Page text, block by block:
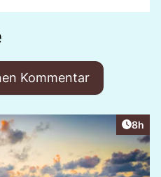
Kommentar
8h